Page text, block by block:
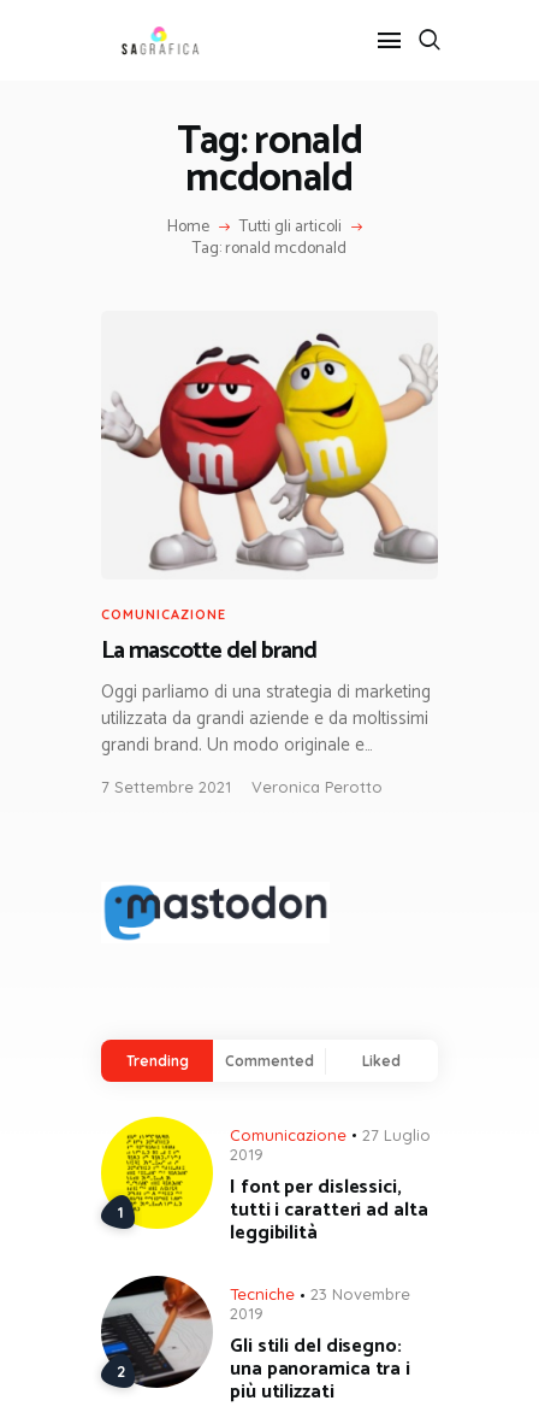
Tag: ronald
mcdonald
Home Tutti gli articoli
Tag: ronald mcdonald
GRAFICA
CONTATTI
COMUNICAZIONE
La mascotte del brand
Oggi parliamo di una strategia di marketing
utilizzata da grandi aziende e da moltissimi
grandi brand. Un modo originale e…
7 Settembre 2021 Veronica Perotto
Trending Commented Liked
Comunicazione
27 Luglio
2019
I font per dislessici,
tutti i caratteri ad alta
leggibilità
Tecniche
23 Novembre
2019
Gli stili del disegno:
una panoramica tra i
più utilizzati